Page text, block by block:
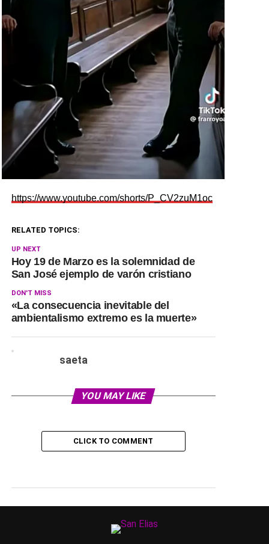
https://www.youtube.com/shorts/P_CV2zuM1oc
RELATED TOPICS:
UP NEXT
Hoy 19 de Marzo es la solemnidad de
San José ejemplo de varón cristiano
DON'T MISS
«La consecuencia inevitable del
ambientalismo extremo es la muerte»
saeta
YOU MAY LIKE
CLICK TO COMMENT